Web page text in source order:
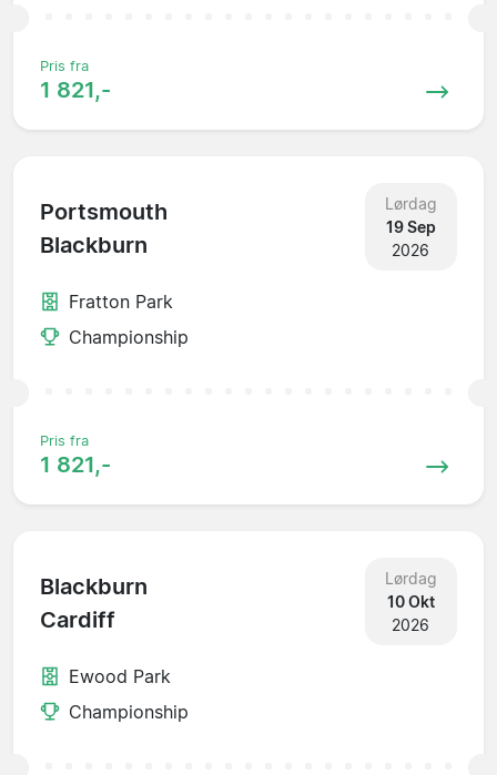
Pris fra
1 821,-
Portsmouth
Blackburn
Lørdag
19 Sep
2026
Fratton Park
Championship
Pris fra
1 821,-
Blackburn
Cardiff
Lørdag
10 Okt
2026
Ewood Park
Championship